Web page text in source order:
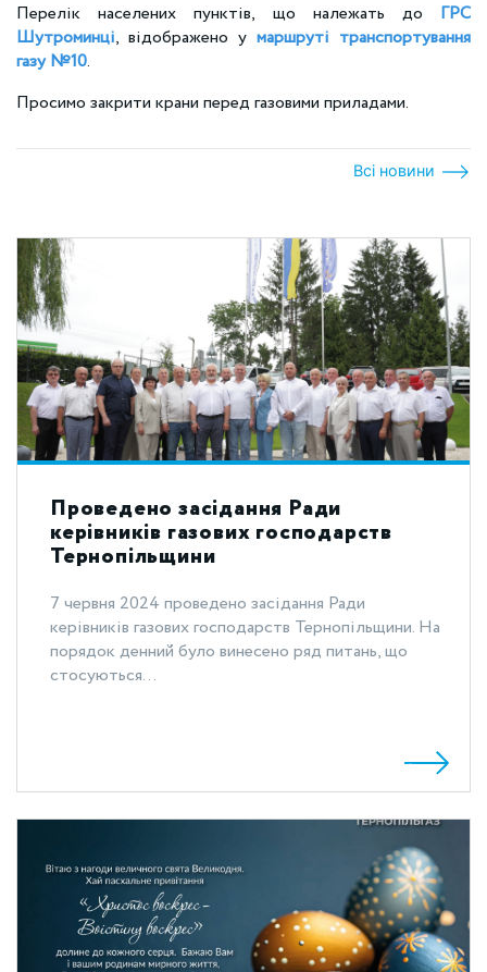
Перелік населених пунктів, що належать до ГРС
Шутроминці, відображено у маршруті транспортування
газу №10.
Просимо закрити крани перед газовими приладами.
Всі новини
Проведено засідання Ради
керівників газових господарств
Тернопільщини
7 червня 2024 проведено засідання Ради
керівників газових господарств Тернопільщини. На
порядок денний було винесено ряд питань, що
стосуються...